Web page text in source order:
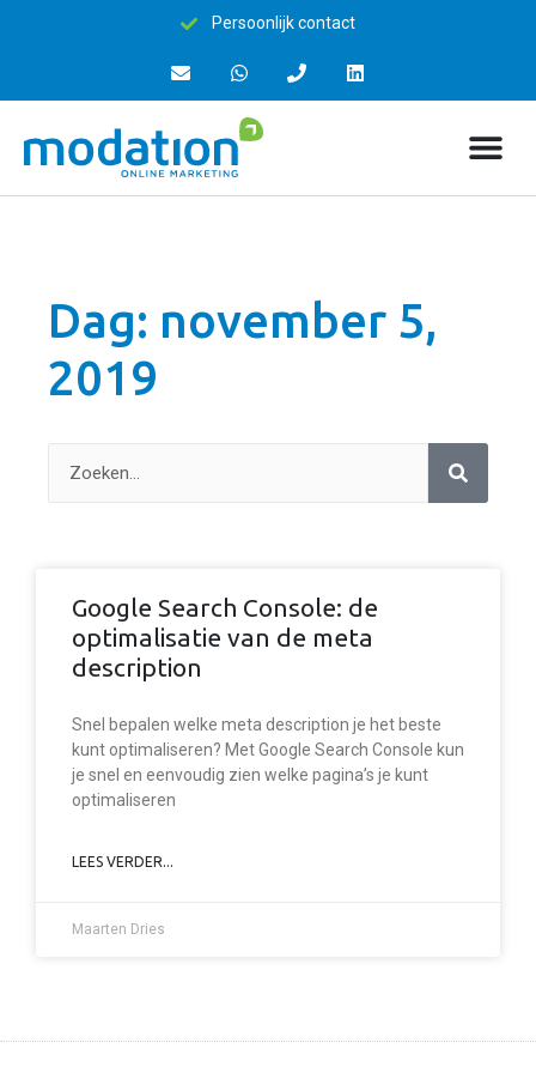
Persoonlijk contact
Dag: november 5,
2019
Google Search Console: de
optimalisatie van de meta
description
Snel bepalen welke meta description je het beste
kunt optimaliseren? Met Google Search Console kun
je snel en eenvoudig zien welke pagina’s je kunt
optimaliseren
LEES VERDER...
Maarten Dries